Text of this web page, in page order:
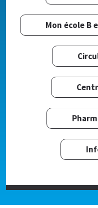
Mon école B